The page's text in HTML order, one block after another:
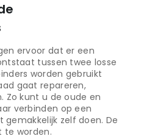
ervoor dat er een
tussen twee losse
worden gebruikt
gaat repareren,
Zo kunt u de oude en
verbinden op een
gemakkelijk zelf doen. De
te worden.